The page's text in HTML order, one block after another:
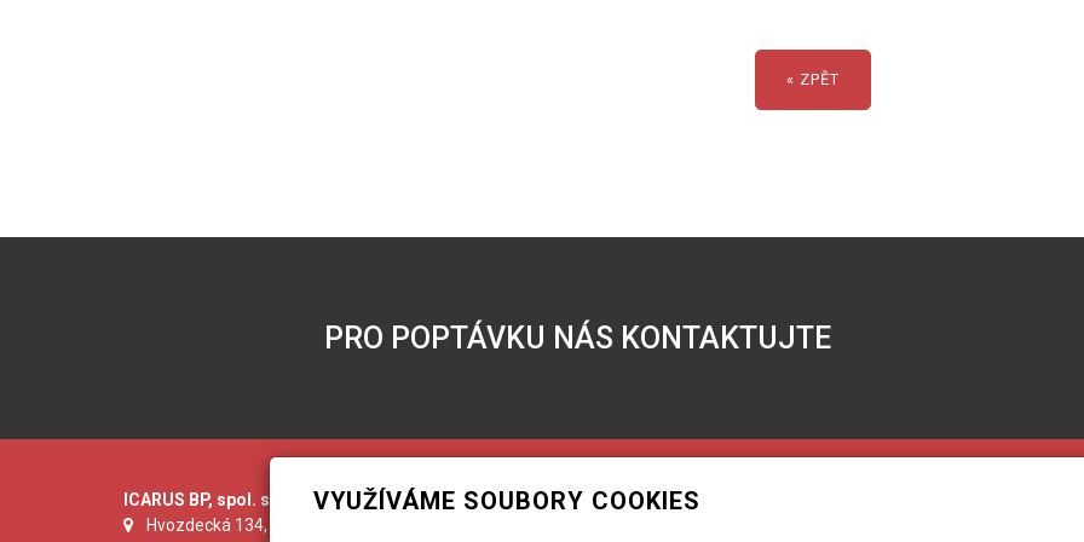
« ZPĚT
PRO POPTÁVKU NÁS KONTAKTUJTE
ICARUS BP, spol. s r.o.
Hvozdecká 134, 664 71 Veverská Bítýška
Zemní práce
VYUŽÍVÁME SOUBORY COOKIES